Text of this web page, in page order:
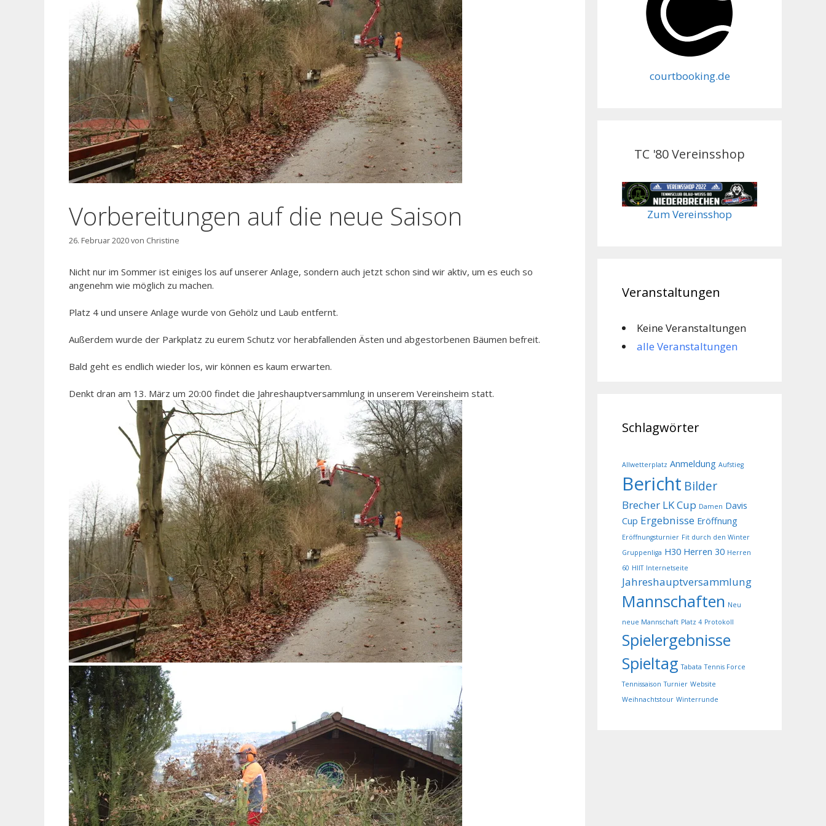
Vorbereitungen auf die neue Saison
26. Februar 2020von Christine
Nicht nur im Sommer ist einiges los auf unserer Anlage, sondern auch jetzt schon sind wir aktiv, um es euch so
angenehm wie möglich zu machen.
Platz 4 und unsere Anlage wurde von Gehölz und Laub entfernt.
Außerdem wurde der Parkplatz zu eurem Schutz vor herabfallenden Ästen und abgestorbenen Bäumen befreit.
Bald geht es endlich wieder los, wir können es kaum erwarten.
Denkt dran am 13. März um 20:00 findet die Jahreshauptversammlung in unserem Vereinsheim statt.
courtbooking.de
TC '80 Vereinsshop
Zum Vereinsshop
Veranstaltungen
Keine Veranstaltungen
alle Veranstaltungen
Schlagwörter
Allwetterplatz Anmeldung Aufstieg
Bericht Bilder
Brecher LK Cup Damen Davis
Cup Ergebnisse Eröffnung
Eröffnungsturnier Fit durch den Winter
Gruppenliga H30 Herren 30 Herren
60 HIIT Internetseite
Jahreshauptversammlung
Mannschaften Neu
neue Mannschaft Platz 4 Protokoll
Spielergebnisse
Spieltag Tabata Tennis Force
Tennissaison Turnier Website
Weihnachtstour Winterrunde